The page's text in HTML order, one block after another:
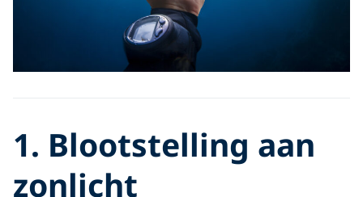
1. Blootstelling aan
zonlicht